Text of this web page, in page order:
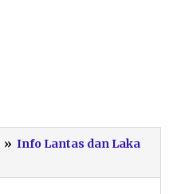
» Info Lantas dan Laka